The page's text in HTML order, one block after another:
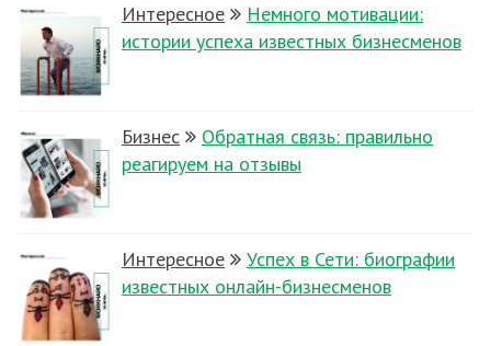
Интересное
Немного мотивации:
истории успеха известных бизнесменов
Бизнес
Обратная связь: правильно
реагируем на отзывы
Интересное
Успех в Сети: биографии
известных онлайн-бизнесменов